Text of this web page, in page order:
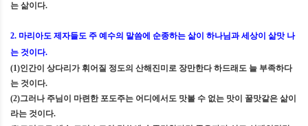
는 삶이다.
2. 마리아도 제자들도 주 예수의 말씀에 순종하는 삶이 하나님과 세상이 삶맛 나
는 것이다.
(1)인간이 상다리가 휘어질 정도의 산해진미로 장만한다 하드래도 늘 부족하다
는 것이다.
(2)그러나 주님이 마련한 포도주는 어디에서도 맛볼 수 없는 맛이 꿀맛같은 삶이
라는 것이다.